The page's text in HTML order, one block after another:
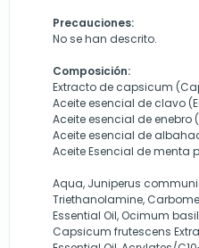
Precauciones:
No se han descrito.
Composición:
Extracto de capsicum
Aceite esencial de clavo
Aceite esencial de
Aceite esencial de
Aceite Esencial de menta
Aqua, Juniperus
Triethanolamine,
Essential Oil, Ocimum
Capsicum frutescens